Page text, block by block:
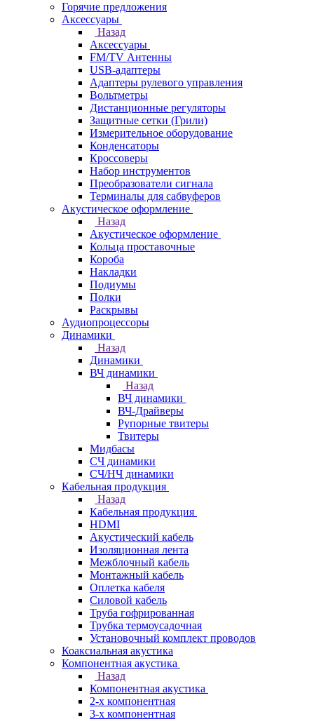
Горячие предложения
Аксессуары
Назад
Аксессуары
FM/TV Антенны
USB-адаптеры
Адаптеры рулевого управления
Вольтметры
Дистанционные регуляторы
Защитные сетки (Грили)
Измерительное оборудование
Конденсаторы
Кроссоверы
Набор инструментов
Преобразователи сигнала
Терминалы для сабвуферов
Акустическое оформление
Назад
Акустическое оформление
Кольца проставочные
Короба
Накладки
Подиумы
Полки
Раскрывы
Аудиопроцессоры
Динамики
Назад
Динамики
ВЧ динамики
Назад
ВЧ динамики
ВЧ-Драйверы
Рупорные твитеры
Твитеры
Мидбасы
СЧ динамики
СЧ/НЧ динамики
Кабельная продукция
Назад
Кабельная продукция
HDMI
Акустический кабель
Изоляционная лента
Межблочный кабель
Монтажный кабель
Оплетка кабеля
Силовой кабель
Труба гофрированная
Трубка термоусадочная
Установочный комплект проводов
Коаксиальная акустика
Компонентная акустика
Назад
Компонентная акустика
2-х компонентная
3-х компонентная